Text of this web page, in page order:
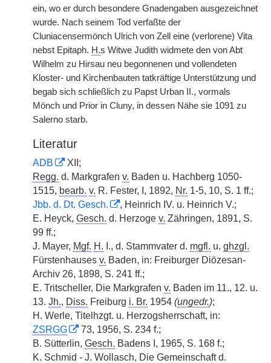
ein, wo er durch besondere Gnadengaben ausgezeichnet
wurde. Nach seinem Tod verfaßte der
Cluniacensermönch Ulrich von Zell eine (verlorene) Vita
nebst Epitaph. H.s Witwe Judith widmete den von Abt
Wilhelm zu Hirsau neu begonnenen und vollendeten
Kloster- und Kirchenbauten tatkräftige Unterstützung und
begab sich schließlich zu Papst Urban II., vormals
Mönch und Prior in Cluny, in dessen Nähe sie 1091 zu
Salerno starb.
Literatur
ADB
XII;
Regg. d. Markgrafen v. Baden u. Hachberg 1050-
1515, bearb. v. R. Fester, I, 1892, Nr. 1-5, 10, S. 1 ff.;
Jbb. d. Dt. Gesch.
, Heinrich IV. u. Heinrich V.;
E. Heyck, Gesch. d. Herzoge v. Zähringen, 1891, S.
99 ff.;
J. Mayer, Mgf. H. I., d. Stammvater d. mgfl. u. ghzgl.
Fürstenhauses v. Baden, in: Freiburger Diözesan-
Archiv 26, 1898, S. 241 ff.;
E. Tritscheller, Die Markgrafen v. Baden im 11., 12. u.
13. Jh., Diss. Freiburg i. Br. 1954 (ungedr.);
H. Werle, Titelhzgt. u. Herzogsherrschaft, in:
ZSRGG
73, 1956, S. 234 f.;
B. Sütterlin, Gesch. Badens I, 1965, S. 168 f.;
K. Schmid - J. Wollasch, Die Gemeinschaft d.